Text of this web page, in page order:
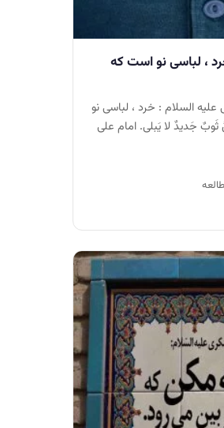
، لباسى نو است كه
السلام : خرد ، لباسى نو
جَديدٌ لا يَبلى. امام على